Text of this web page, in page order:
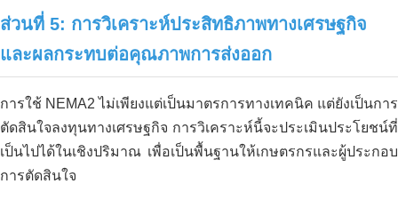
ส่วนที่ 5: การวิเคราะห์ประสิทธิภาพทางเศรษฐกิจ
และผลกระทบต่อคุณภาพการส่งออก
การใช้ NEMA2 ไม่เพียงแต่เป็นมาตรการทางเทคนิค แต่ยังเป็นการ
ตัดสินใจลงทุนทางเศรษฐกิจ การวิเคราะห์นี้จะประเมินประโยชน์ที่
เป็นไปได้ในเชิงปริมาณ เพื่อเป็นพื้นฐานให้เกษตรกรและผู้ประกอบ
การตัดสินใจ
กระบวนการปรับปรุงและรักษาค่า pH
ให้คงที่สำหรับดินปลูกทุเรียน